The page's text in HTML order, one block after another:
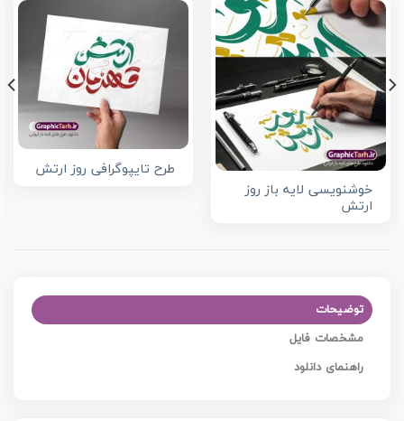
خوشنویسی لایه باز روز
ارتش
طرح تایپوگرافی روز ارتش
توضیحات
مشخصات فایل
راهنمای دانلود